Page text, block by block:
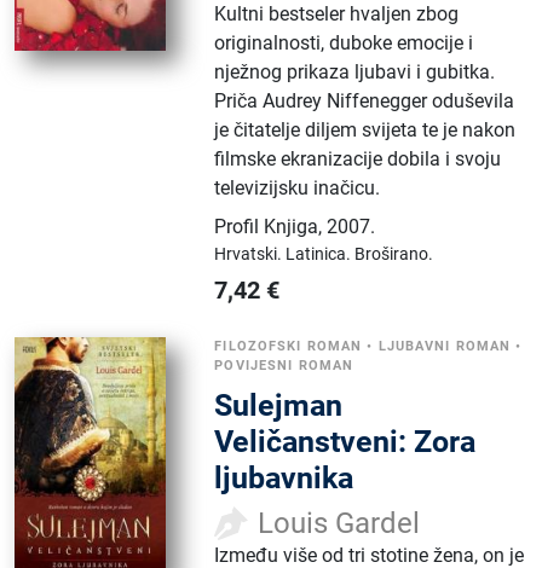
Kultni bestseler hvaljen zbog
originalnosti, duboke emocije i
nježnog prikaza ljubavi i gubitka.
Priča Audrey Niffenegger oduševila
je čitatelje diljem svijeta te je nakon
filmske ekranizacije dobila i svoju
televizijsku inačicu.
Profil Knjiga,2007.
Hrvatski. Latinica. Broširano.
7,42 €
FILOZOFSKI ROMAN • LJUBAVNI ROMAN •
POVIJESNI ROMAN
Sulejman
Veličanstveni: Zora
ljubavnika
Louis Gardel
Između više od tri stotine žena, on je